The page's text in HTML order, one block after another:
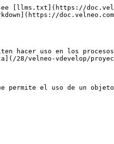
[llms.txt](https://
hacer uso en los
28/velneo-vdevelop/
permite el uso de un